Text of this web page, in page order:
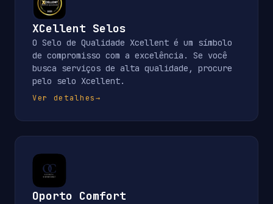
XCellent Selos
O Selo de Qualidade Xcellent é um símbolo
de compromisso com a excelência. Se você
busca serviços de alta qualidade, procure
pelo selo Xcellent.
Ver detalhes→
Oporto Comfort